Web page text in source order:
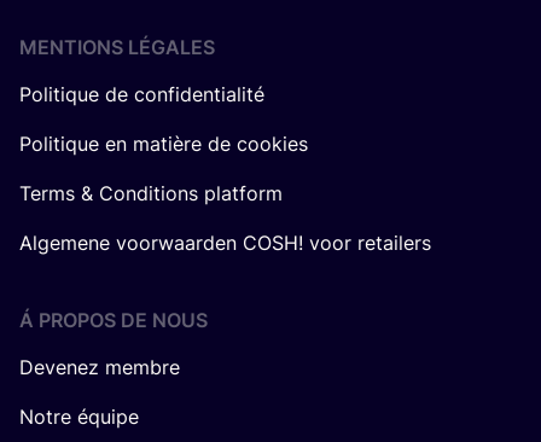
MENTIONS LÉGALES
Politique de confidentialité
Politique en matière de cookies
Terms & Conditions platform
Algemene voorwaarden COSH! voor retailers
Á PROPOS DE NOUS
Devenez membre
Notre équipe